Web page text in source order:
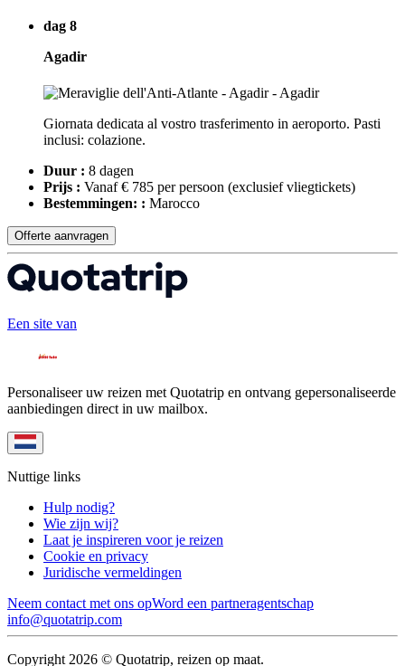
dag 8
Agadir
Giornata dedicata al vostro trasferimento in aeroporto. Pasti
inclusi: colazione.
Duur : 8 dagen
Prijs : Vanaf € 785 per persoon (exclusief vliegtickets)
Bestemmingen: : Marocco
Offerte aanvragen
Een site van
Personaliseer uw reizen met Quotatrip en ontvang gepersonaliseerde
aanbiedingen direct in uw mailbox.
Nuttige links
Hulp nodig?
Wie zijn wij?
Laat je inspireren voor je reizen
Cookie en privacy
Juridische vermeldingen
Neem contact met ons opWord een partneragentschap
info@quotatrip.com
Copyright 2026 © Quotatrip, reizen op maat.